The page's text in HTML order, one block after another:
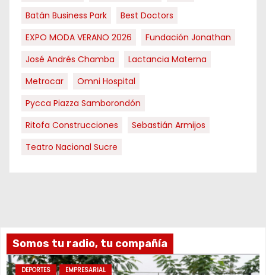
Batán Business Park
Best Doctors
EXPO MODA VERANO 2026
Fundación Jonathan
José Andrés Chamba
Lactancia Materna
Metrocar
Omni Hospital
Pycca Piazza Samborondón
Ritofa Construcciones
Sebastián Armijos
Teatro Nacional Sucre
Somos tu radio, tu compañía
DEPORTES EMPRESARIAL